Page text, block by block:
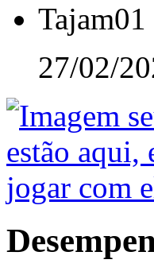
Tajam01
27/02/